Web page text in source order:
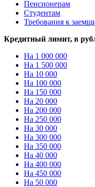
Пенсионерам
Студентам
Требования к
Кредитный лимит, в
На 1 000 000
На 1 500 000
На 10 000
На 100 000
На 150 000
На 20 000
На 200 000
На 250 000
На 30 000
На 300 000
На 350 000
На 40 000
На 400 000
На 450 000
На 50 000